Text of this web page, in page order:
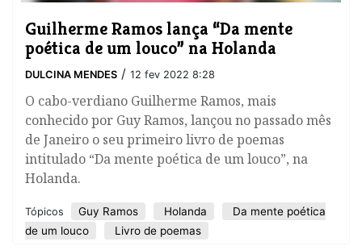
Guilherme Ramos lança “Da mente
poética de um louco” na Holanda
DULCINA MENDES / 12 fev 2022 8:28
O cabo-verdiano Guilherme Ramos, mais
conhecido por Guy Ramos, lançou no passado mês
de Janeiro o seu primeiro livro de poemas
intitulado “Da mente poética de um louco”, na
Holanda.
Tópicos Guy Ramos Holanda
Da mente poética
de um louco
Livro de poemas